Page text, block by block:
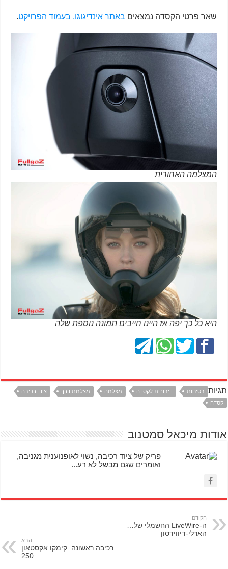
שאר פרטי הקסדה נמצאים באתר אינדיגוגו, בעמוד הפרויקט.
המצלמה האחורית
היא כל כך יפה אז היינו חייבים תמונה נוספת שלה
תגיות בטיחות דיבורית לקסדה מצלמה מצלמת דרך
ציוד רכיבה
קסדה
אודות מיכאל סמטנוב
פריק של ציוד רכיבה, נשוי לאופנוענית מגניבה,
ואומרים שגם מבשל לא רע...
הקודם
ה-LiveWire החשמלי של…
הארלי-דיווידסון
הבא
רכיבה ראשונה: קימקו אקסטאון
250